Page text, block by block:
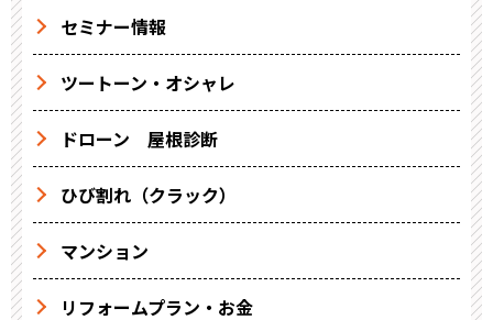
セミナー情報
ツートーン・オシャレ
ドローン 屋根診断
ひび割れ（クラック）
マンション
リフォームプラン・お金